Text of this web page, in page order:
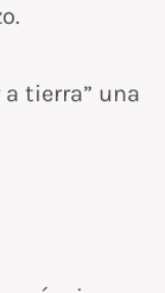
tierra” una